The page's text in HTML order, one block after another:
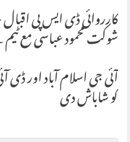
کارروائی ڈی ایس پی
شوکت محمود عباسی مع
آئی جی اسلام آباد اور
کو شاباش دی